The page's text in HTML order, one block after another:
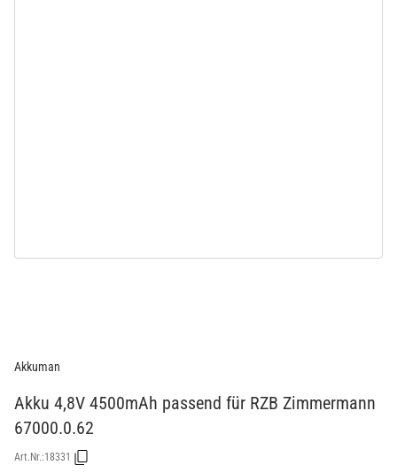
Akkuman
Akku 4,8V 4500mAh passend für RZB Zimmermann
67000.0.62
Art.Nr.:18331